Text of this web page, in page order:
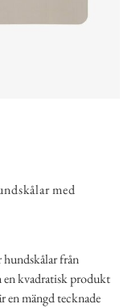
med
hundskålar från
en kvadratisk produkt
en mängd tecknade